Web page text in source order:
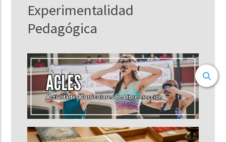
Experimentalidad
Pedagógica